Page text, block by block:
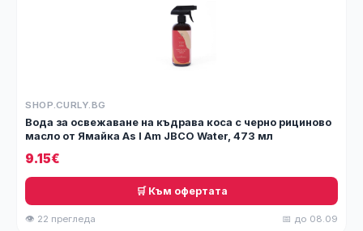
SHOP.CURLY.BG
Вода за освежаване на къдрава коса с черно рициново
масло от Ямайка As I Am JBCO Water, 473 мл
9.15€
🛒 Към офертата
👁 22 прегледа 📅 до 08.09